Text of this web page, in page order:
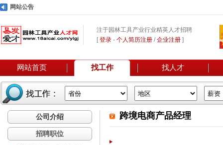
网站公告
注于园林工具产业行业精英人才招聘
[登录 - 个人简历注册 /企业注册 ]
网站首页 找工作 找人才
公司介绍
招聘职位
跨境电商产品经理